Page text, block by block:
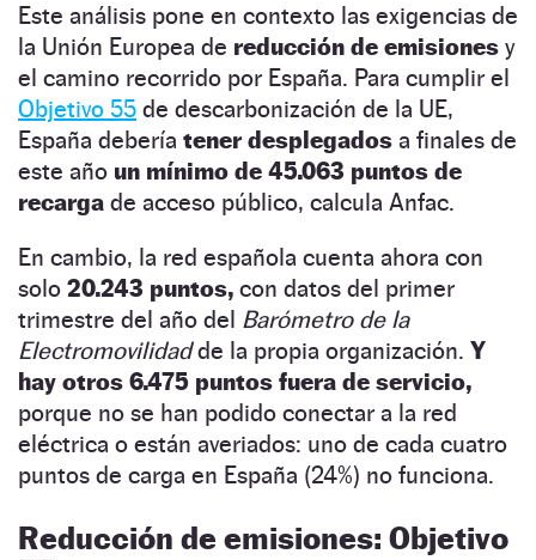
Este análisis pone en contexto las exigencias de
la Unión Europea de reducción de emisiones y
el camino recorrido por España. Para cumplir el
Objetivo 55 de descarbonización de la UE,
España debería tener desplegados a finales de
este año un mínimo de 45.063 puntos de
recarga de acceso público, calcula Anfac.
En cambio, la red española cuenta ahora con
solo 20.243 puntos, con datos del primer
trimestre del año del Barómetro de la
Electromovilidadde la propia organización. Y
hay otros 6.475 puntos fuera de servicio,
porque no se han podido conectar a la red
eléctrica o están averiados: uno de cada cuatro
puntos de carga en España (24%) no funciona.
Reducción de emisiones: Objetivo